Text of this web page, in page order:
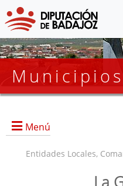
Municipios
Menú
Entidades Locales,